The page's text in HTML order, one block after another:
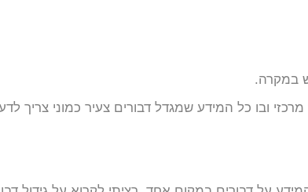
במקרה.
ובו כל המידע שמגדל דבורים צעיר כמוני צריך